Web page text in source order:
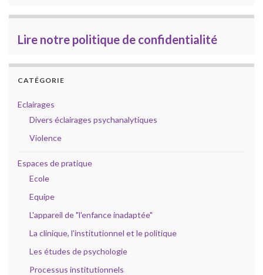
Lire notre politique de confidentialité
CATÉGORIE
Eclairages
Divers éclairages psychanalytiques
Violence
Espaces de pratique
Ecole
Equipe
L'appareil de "l'enfance inadaptée"
La clinique, l'institutionnel et le politique
Les études de psychologie
Processus institutionnels